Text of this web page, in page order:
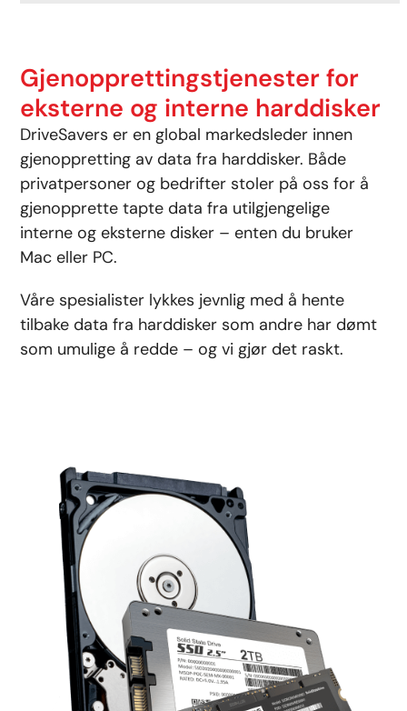
Gjenopprettingstjenester for
eksterne og interne harddisker
DriveSavers er en global markedsleder innen
gjenoppretting av data fra harddisker. Både
privatpersoner og bedrifter stoler på oss for å
gjenopprette tapte data fra utilgjengelige
interne og eksterne disker – enten du bruker
Mac eller PC.
Våre spesialister lykkes jevnlig med å hente
tilbake data fra harddisker som andre har dømt
som umulige å redde – og vi gjør det raskt.